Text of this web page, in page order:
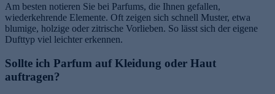
Am besten notieren Sie bei Parfums, die Ihnen gefallen,
wiederkehrende Elemente. Oft zeigen sich schnell Muster, etwa
blumige, holzige oder zitrische Vorlieben. So lässt sich der eigene
Dufttyp viel leichter erkennen.
Sollte ich Parfum auf Kleidung oder Haut
auftragen?